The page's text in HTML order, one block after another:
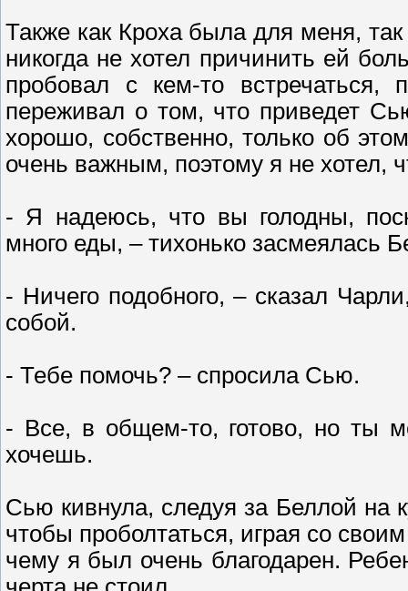
Также как Кроха была для меня,
никогда не хотел причинить ей
пробовал с кем-то
переживал о том, что приведет
хорошо, собственно, только об
очень важным, поэтому я не хотел,
- Я надеюсь, что вы голодны,
много еды, – тихонько засмеялась
- Ничего подобного, – сказал
собой.
- Тебе помочь? – спросила Сью.
- Все, в общем-то, готово, но ты
хочешь.
Сью кивнула, следуя за Беллой на
чтобы проболтаться, играя со
чему я был очень благодарен.